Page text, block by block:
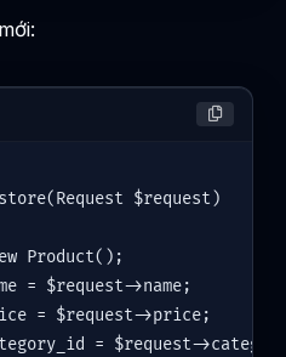
store(Request $request )
Product();
= $request->name;
= $request->price;
= $request-